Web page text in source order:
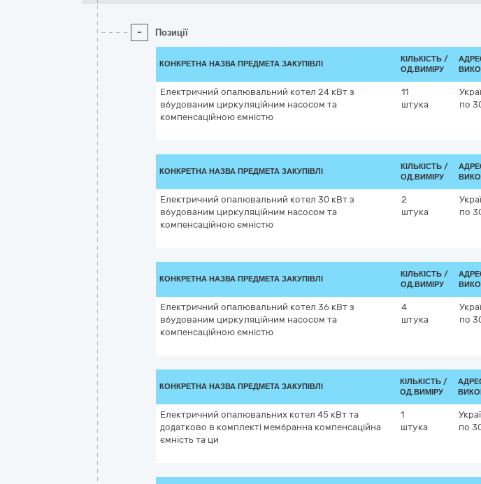
- Позиції
КОНКРЕТНА НАЗВА ПРЕДМЕТА ЗАКУПІВЛІ
КІЛЬКІСТЬ /
ОД.ВИМІРУ
Електричний опалювальний котел 24 кВт з
вбудованим циркуляційним насосом та
компенсаційною ємністю
11
штука
по
КОНКРЕТНА НАЗВА ПРЕДМЕТА ЗАКУПІВЛІ
КІЛЬКІСТЬ /
ОД.ВИМІРУ
Електричний опалювальний котел 30 кВт з
вбудованим циркуляційним насосом та
компенсаційною ємністю
2
штука
по
КОНКРЕТНА НАЗВА ПРЕДМЕТА ЗАКУПІВЛІ
КІЛЬКІСТЬ /
ОД.ВИМІРУ
Електричний опалювальний котел 36 кВт з
вбудованим циркуляційним насосом та
компенсаційною ємністю
4
штука
по
КОНКРЕТНА НАЗВА ПРЕДМЕТА ЗАКУПІВЛІ
КІЛЬКІСТЬ /
ОД.ВИМІРУ
Електричний опалювальних котел 45 кВт та
додатково в комплекті мембранна компенсаційна
ємність та ци
1
штука
по